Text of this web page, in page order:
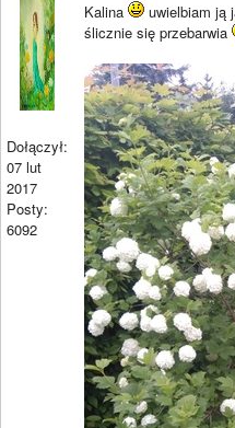
Dołączył:
07 lut
2017
Posty:
6092
Kalina
uwielbiam ją
ślicznie się przebarwia